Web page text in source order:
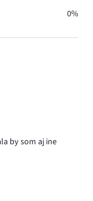
by som aj ine
0%